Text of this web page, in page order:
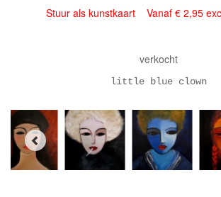
Stuur als kunstkaart Vanaf € 2,95
verkocht
little blue clown